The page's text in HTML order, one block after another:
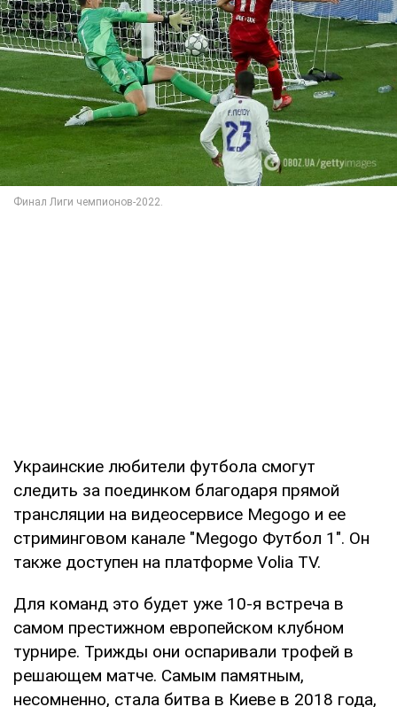
Украинские любители футбола смогут
следить за поединком благодаря прямой
трансляции на видеосервисе Megogo и ее
стриминговом канале "Megogo Футбол 1". Он
также доступен на платформе Volia TV.
Для команд это будет уже 10-я встреча в
самом престижном европейском клубном
турнире. Трижды они оспаривали трофей в
решающем матче. Самым памятным,
несомненно, стала битва в Киеве в 2018 года,